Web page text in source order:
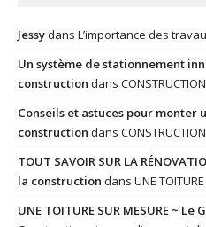
Jessydans L’importance des
Un système de stationnement
construction dans
Conseils et astuces pour monter
construction dans
TOUT SAVOIR SUR LA
la construction dans UNE
UNE TOITURE SUR MESURE ~